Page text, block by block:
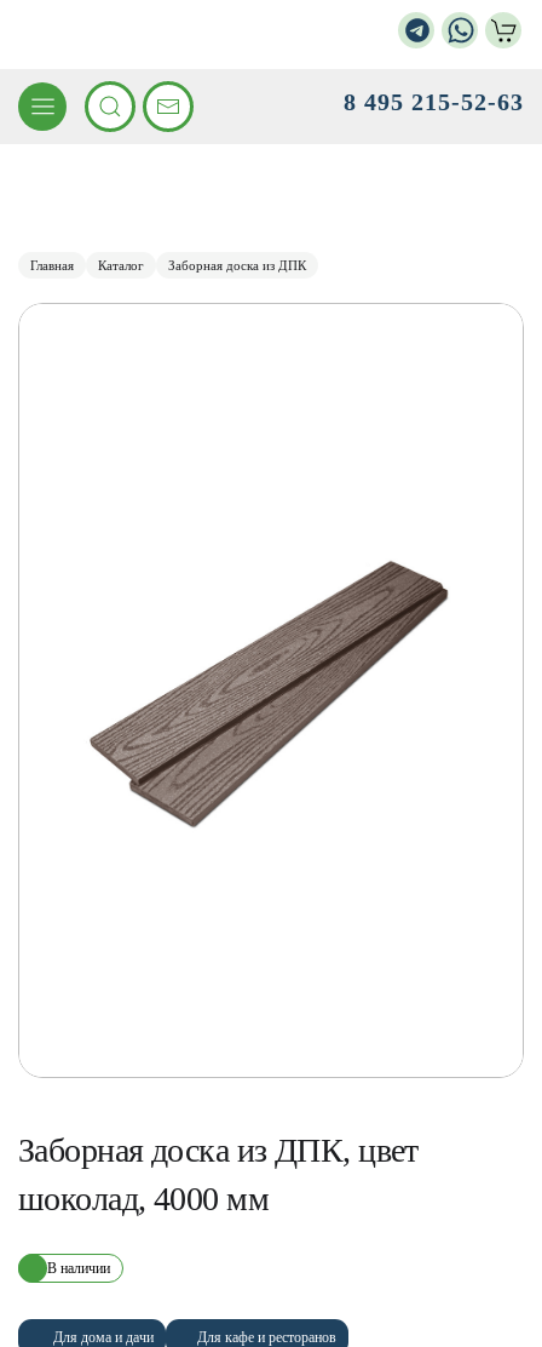
8 495 215-52-63
Главная Каталог Заборная доска из ДПК
Заборная доска из ДПК, цвет
шоколад, 4000 мм
В наличии
Для дома и дачи Для кафе и ресторанов